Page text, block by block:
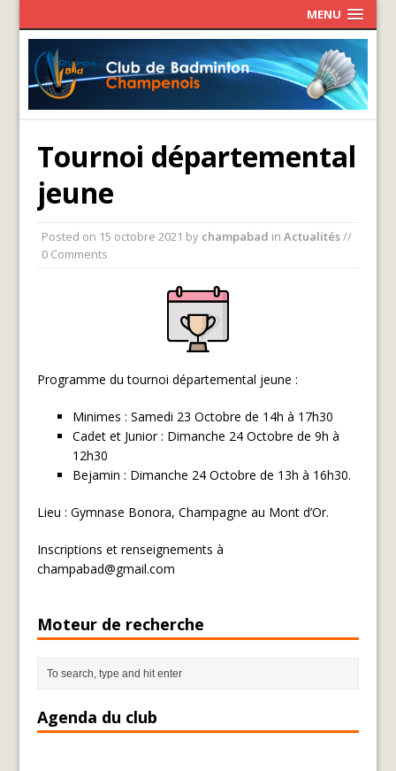
MENU
Tournoi départemental
jeune
Posted on 15 octobre 2021 by champabad inActualités//
0 Comments
Programme du tournoi départemental jeune :
Minimes : Samedi 23 Octobre de 14h à 17h30
Cadet et Junior : Dimanche 24 Octobre de 9h à
12h30
Bejamin : Dimanche 24 Octobre de 13h à 16h30.
Lieu : Gymnase Bonora, Champagne au Mont d’Or.
Inscriptions et renseignements à
champabad@gmail.com
Moteur de recherche
Agenda du club